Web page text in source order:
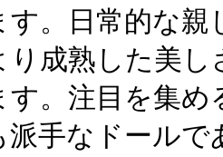
す。日常的な親
り成熟した美
す。注目を集め
派手なドール